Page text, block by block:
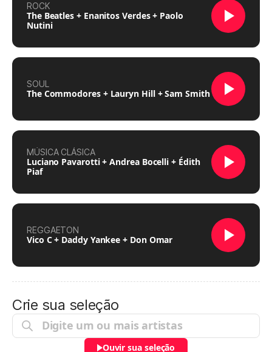
ROCK
The Beatles + Enanitos Verdes + Paolo
Nutini
SOUL
The Commodores + Lauryn Hill + Sam Smith
MÚSICA CLÁSICA
Luciano Pavarotti + Andrea Bocelli + Édith
Piaf
REGGAETON
Vico C + Daddy Yankee + Don Omar
Crie sua seleção
Ouvir sua seleção